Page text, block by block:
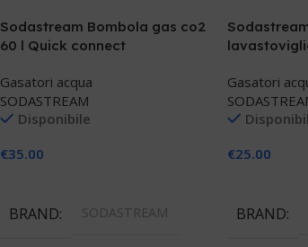
Sodastream Bombola gas co2
60 l Quick connect
Gasatori acqua
SODASTREAM
Disponibile
€35.00
BRAND SODASTREAM
Gasatori
€25.00
BRAND